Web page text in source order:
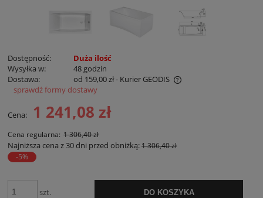
Dostępność:
Duża ilość
Wysyłka w:
48 godzin
Dostawa:
od 159,00 zł- Kurier GEODIS
Cena nie zawiera ewentualnych kosztów płatności
sprawdź formy dostawy
Cena: 1 241,08 zł
Cena regularna: 1 306,40 zł
Najniższa cena z 30 dni przed obniżką:1 306,40 zł
-5%
szt. DO KOSZYKA